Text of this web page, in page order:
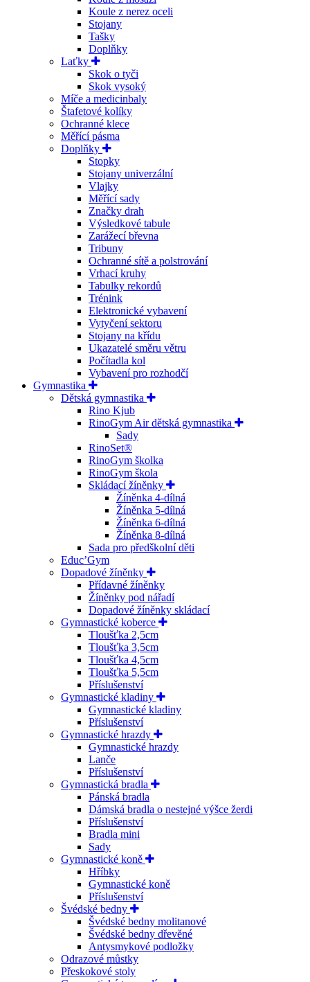
Koule z nerez oceli
Stojany
Tašky
Doplňky
Laťky
Skok o tyči
Skok vysoký
Míče a medicinbaly
Štafetové kolíky
Ochranné klece
Měřící pásma
Doplňky
Stopky
Stojany univerzální
Vlajky
Měřící sady
Značky drah
Výsledkové tabule
Zarážecí břevna
Tribuny
Ochranné sítě a polstrování
Vrhací kruhy
Tabulky rekordů
Trénink
Elektronické vybavení
Vytyčení sektoru
Stojany na křídu
Ukazatelé směru větru
Počítadla kol
Vybavení pro rozhodčí
Gymnastika
Dětská gymnastika
Rino Kjub
RinoGym Air dětská gymnastika
Sady
RinoSet®
RinoGym školka
RinoGym škola
Skládací žíněnky
Žíněnka 4-dílná
Žíněnka 5-dílná
Žíněnka 6-dílná
Žíněnka 8-dílná
Sada pro předškolní děti
Educ’Gym
Dopadové žíněnky
Přídavné žíněnky
Žíněnky pod nářadí
Dopadové žíněnky skládací
Gymnastické koberce
Tloušťka 2,5cm
Tloušťka 3,5cm
Tloušťka 4,5cm
Tloušťka 5,5cm
Příslušenství
Gymnastické kladiny
Gymnastické kladiny
Příslušenství
Gymnastické hrazdy
Gymnastické hrazdy
Lanče
Příslušenství
Gymnastická bradla
Pánská bradla
Dámská bradla o nestejné výšce žerdi
Příslušenství
Bradla mini
Sady
Gymnastické koně
Hříbky
Gymnastické koně
Příslušenství
Švédské bedny
Švédské bedny molitanové
Švédské bedny dřevěné
Antysmykové podložky
Odrazové můstky
Přeskokové stoly